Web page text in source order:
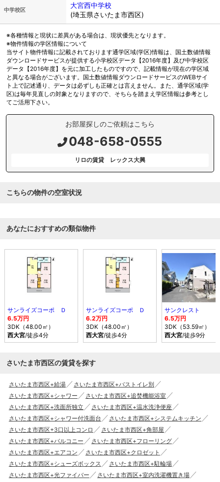
中学校区
大宮西中学校
(埼玉県さいたま市西区)
※各種情報と現状に差異がある場合は、現状優先となります。
※物件情報の学区情報について
当サイト物件情報に記載されております通学区域(学区)情報は、国土数値情報
ダウンロードサービスが提供する小学校区データ【2016年度】及び中学校区
データ【2016年度】を元に加工したものですので、記載情報が現在の学区域
と異なる場合がございます。国土数値情報ダウンロードサービスのWEBサイ
ト上で記述通り、データは必ずしも正確とは言えません。また、通学区域(学
区)は毎年見直しの対象となりますので、そちらを踏まえ学区情報は参考とし
てご活用下さい。
お部屋探しのご依頼はこちら
048-658-0555
リロの賃貸 レックス大興
こちらの物件の空室状況
あなたにおすすめの類似物件
サンライズコーポ Ｄ
6.5万円
3DK（48.00㎡）
西大宮/徒歩4分
サンライズコーポ Ｄ
6.2万円
3DK（48.00㎡）
西大宮/徒歩4分
サンクレスト
6.5万円
3DK（53.59㎡）
西大宮/徒歩9分
さいたま市西区の賃貸を探す
さいたま市西区+給湯
さいたま市西区+バストイレ別
さいたま市西区+シャワー
さいたま市西区+追焚機能浴室
さいたま市西区+洗面所独立
さいたま市西区+温水洗浄便座
さいたま市西区+シャワー付洗面台
さいたま市西区+システムキッチン
さいたま市西区+3口以上コンロ
さいたま市西区+角部屋
さいたま市西区+バルコニー
さいたま市西区+フローリング
さいたま市西区+エアコン
さいたま市西区+クロゼット
さいたま市西区+シューズボックス
さいたま市西区+駐輪場
さいたま市西区+光ファイバー
さいたま市西区+室内洗濯機置き場